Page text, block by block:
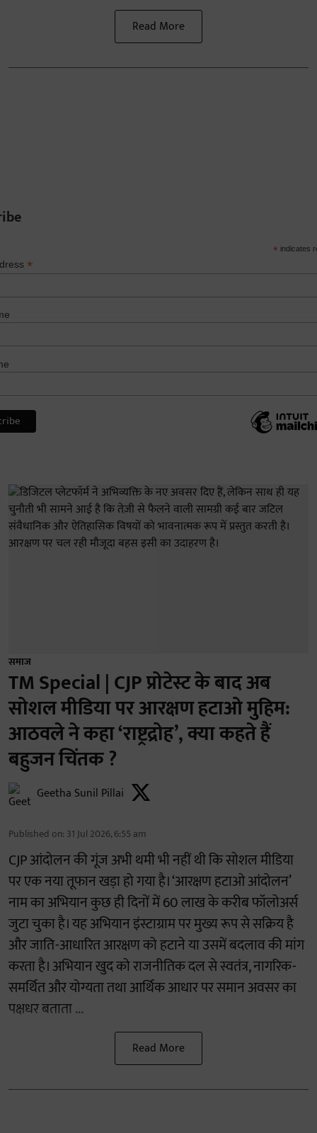
Read More
* indicates
*
समाज
TM Special | CJP प्रोटेस्ट के बाद अब
सोशल मीडिया पर आरक्षण हटाओ मुहिम:
आठवले ने कहा ‘राष्ट्रद्रोह’, क्या कहते हैं
बहुजन चिंतक ?
Geetha Sunil Pillai
Published on: 31 Jul 2026, 6:55 am
CJP आंदोलन की गूंज अभी थमी भी नहीं थी कि सोशल मीडिया
पर एक नया तूफान खड़ा हो गया है। ‘आरक्षण हटाओ आंदोलन’
नाम का अभियान कुछ ही दिनों में 60 लाख के करीब फॉलोअर्स
जुटा चुका है। यह अभियान इंस्टाग्राम पर मुख्य रूप से सक्रिय है
और जाति-आधारित आरक्षण को हटाने या उसमें बदलाव की मांग
करता है। अभियान खुद को राजनीतिक दल से स्वतंत्र, नागरिक-
समर्थित और योग्यता तथा आर्थिक आधार पर समान अवसर का
पक्षधर बताता ...
Read More